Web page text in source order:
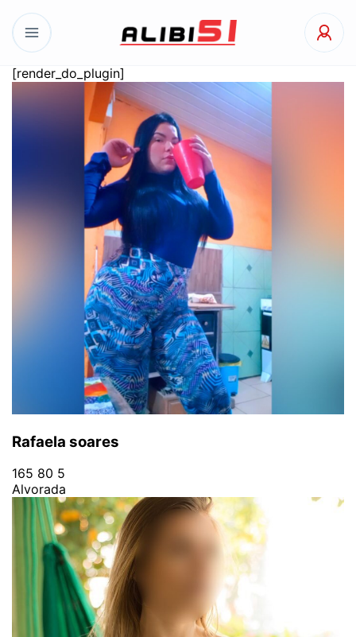
[render_do_plugin]
Rafaela soares
165 80 5
Alvorada